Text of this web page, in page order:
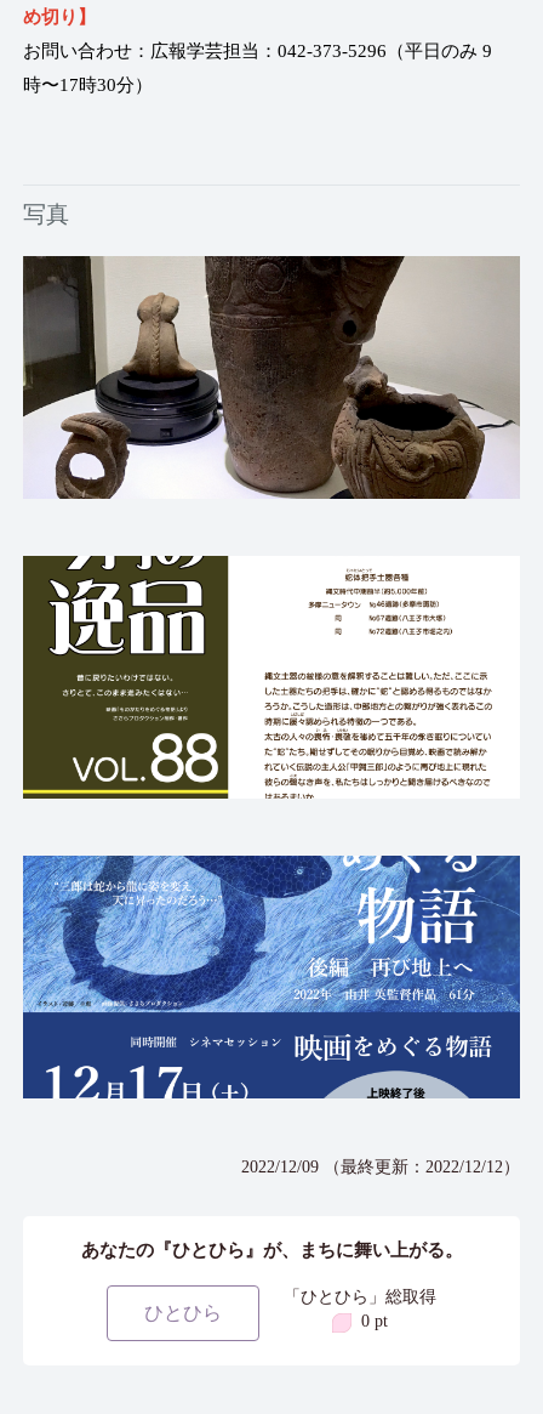
め切り】
お問い合わせ：広報学芸担当：042-373-5296（平日のみ 9
時〜17時30分）
写真
2022/12/09 （最終更新：2022/12/12）
あなたの『ひとひら』が、まちに舞い上がる。
ひとひら
「ひとひら」総取得
0 pt